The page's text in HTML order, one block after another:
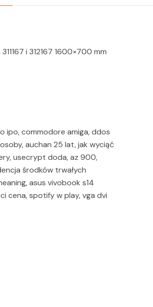
i 312167 1600×700 mm
ipo, commodore amiga, ddos
auchan 25 lat, jak wyciąć
usecrypt doda, az 900,
środków trwałych
asus vivobook s14
cena, spotify w play, vga dvi